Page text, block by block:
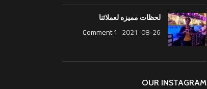
لحظات مميزه لعملائنا
2021-08-26
1 Comment
OUR INSTAGRAM